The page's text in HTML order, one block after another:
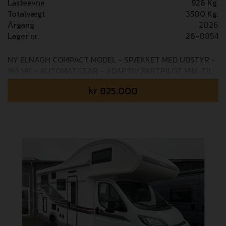
Lasteevne
926 Kg.
Totalvægt
3500 Kg.
Årgang
2026
Lager nr.
26-0854
NY ELNAGH COMPACT MODEL - SPÆKKET MED UDSTYR -
KUN 825.000,-! Mulighed for tilkøb af 36 mdr+ GOSafe
garanti (i alt 5 års garanti) - 14.995,- Kontrolvejet til 2.574
kg egenvægt! Fabriksmonteret udstyr: PACK COMPACT
samme farve som bil - XL dør med to låsepunkter med
vindue og centrallås - Sædebetræk i førerkabinen, som
matcher betræk - Vask/skærebræt cover - CP+ panel -
TV beslag - Mørklægningsgardin i kabinen - Solpanel
200W med MPPT regulator - Skyroof MATIC PACK
(23.000,-) Automatgear EXTRA ASSISTANCE PACK
(17.000,-) Elektrisk opvarmet forrude - Adaptiv fartpilot
kr 825.000